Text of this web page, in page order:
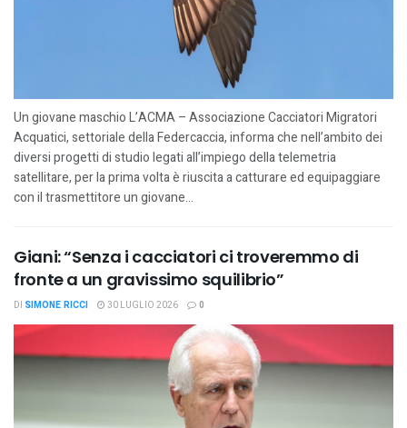
Un giovane maschio L’ACMA – Associazione Cacciatori Migratori
Acquatici, settoriale della Federcaccia, informa che nell’ambito dei
diversi progetti di studio legati all’impiego della telemetria
satellitare, per la prima volta è riuscita a catturare ed equipaggiare
con il trasmettitore un giovane...
Giani: “Senza i cacciatori ci troveremmo di
fronte a un gravissimo squilibrio”
DI SIMONE RICCI 30 LUGLIO 2026 0